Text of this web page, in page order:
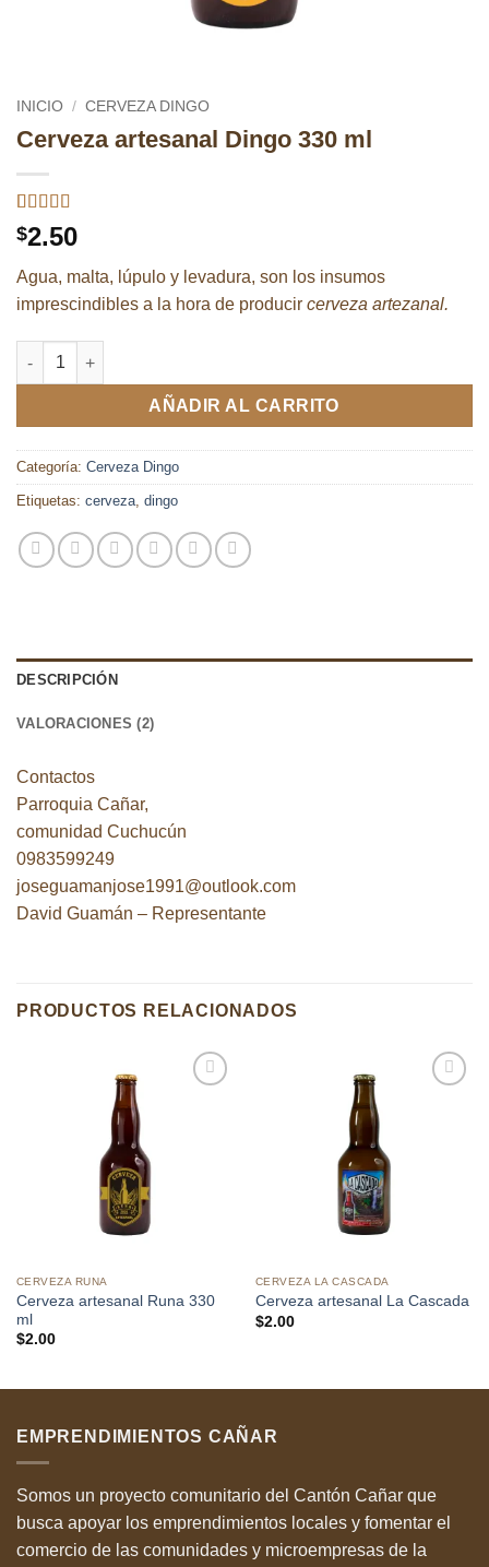
INICIO / CERVEZA DINGO
Cerveza artesanal Dingo 330 ml
Valorado
con3
base a
2
valoraciones
de
$2.50
Agua, malta, lúpulo y levadura, son los insumos
imprescindibles a la hora de producir cerveza artezanal.
Cerveza artesanal Dingo 330 ml cantidad
AÑADIR AL CARRITO
Categoría: Cerveza Dingo
Etiquetas: cerveza, dingo
DESCRIPCIÓN
VALORACIONES (2)
Contactos
Parroquia Cañar,
comunidad Cuchucún
0983599249
joseguamanjose1991@outlook.com
David Guamán – Representante
PRODUCTOS RELACIONADOS
CERVEZA RUNA
Cerveza artesanal Runa 330
ml
$2.00
CERVEZA LA CASCADA
Cerveza artesanal La Cascada
$2.00
EMPRENDIMIENTOS CAÑAR
Somos un proyecto comunitario del Cantón Cañar que
busca apoyar los emprendimientos locales y fomentar el
comercio de las comunidades y microempresas de la